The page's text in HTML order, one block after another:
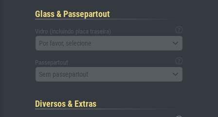
Glass & Passepartout
Vidro (incluindo placa traseira)
Por favor, selecione
Passepartout
Sem passepartout
Diversos & Extras